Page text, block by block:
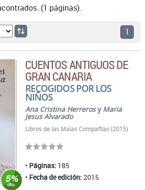
(1 páginas).
1
CUENTOS ANTIGUOS DE
GRAN CANARIA
RECOGIDOS POR LOS
NIÑOS
Ana Cristina Herrerosy Maria
Jesus Alvarado
Libros de las Malas Compañías (2015)
Páginas: 185
Fecha de edición: 2015